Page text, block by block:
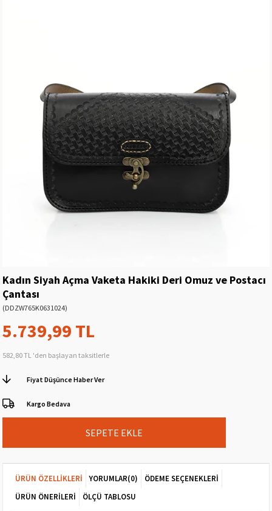
Kadın Siyah Açma Vaketa Hakiki Deri Omuz ve Postacı
Çantası
(DDZW765K0631024)
5.739,99 TL
582,80 TL 'den başlayan taksitlerle
Fiyat Düşünce Haber Ver
Kargo Bedava
ÜRÜN ÖZELLIKLERI YORUMLAR(0)
ÖDEME SEÇENEKLERI
ÜRÜN ÖNERILERI
ÖLÇÜ TABLOSU